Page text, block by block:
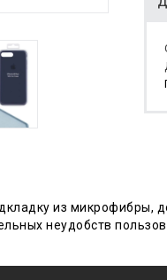
из микрофибры,
неудобств